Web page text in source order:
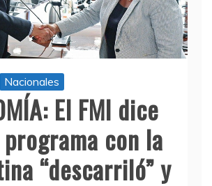
Nacionales
El FMI dice
con la
“descarriló” y